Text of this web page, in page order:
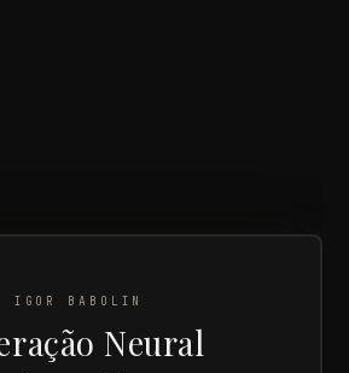
IGOR BABOLIN
Neural